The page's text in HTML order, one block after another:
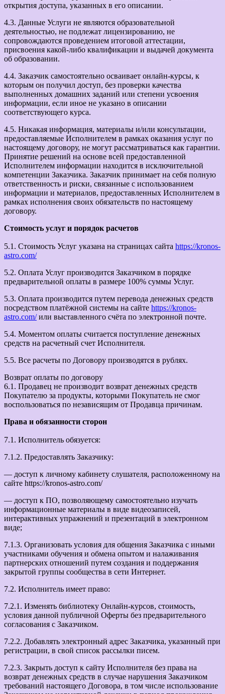
открытия доступа, указанных в его описании.
4.3. Данные Услуги не являются образовательной
деятельностью, не подлежат лицензированию, не
сопровождаются проведением итоговой аттестации,
присвоения какой-либо квалификации и выдачей документа
об образовании.
4.4. Заказчик самостоятельно осваивает онлайн-курсы, к
которым он получил доступ, без проверки качества
выполненных домашних заданий или степени усвоения
информации, если иное не указано в описании
соответствующего курса.
4.5. Никакая информация, материалы и/или консультации,
предоставляемые Исполнителем в рамках оказания услуг по
настоящему договору, не могут рассматриваться как гарантии.
Принятие решений на основе всей предоставленной
Исполнителем информации находится в исключительной
компетенции Заказчика. Заказчик принимает на себя полную
ответственность и риски, связанные с использованием
информации и материалов, предоставленных Исполнителем в
рамках исполнения своих обязательств по настоящему
договору.
Стоимость услуг и порядок расчетов
5.1. Стоимость Услуг указана на страницах сайта https://kronos-
astro.com/
5.2. Оплата Услуг производится Заказчиком в порядке
предварительной оплаты в размере 100% суммы Услуг.
5.3. Оплата производится путем перевода денежных средств
посредством платёжной системы на сайте https://kronos-
astro.com/или выставленного счёта по электронной почте.
5.4. Моментом оплаты считается поступление денежных
средств на расчетный счет Исполнителя.
5.5. Все расчеты по Договору производятся в рублях.
Возврат оплаты по договору
6.1. Продавец не производит возврат денежных средств
Покупателю за продукты, которыми Покупатель не смог
воспользоваться по независящим от Продавца причинам.
Права и обязанности сторон
7.1. Исполнитель обязуется:
7.1.2. Предоставлять Заказчику:
— доступ к личному кабинету слушателя, расположенному на
сайте https://kronos-astro.com/
— доступ к ПО, позволяющему самостоятельно изучать
информационные материалы в виде видеозаписей,
интерактивных упражнений и презентаций в электронном
виде;
7.1.3. Организовать условия для общения Заказчика с иными
участниками обучения и обмена опытом и налаживания
партнерских отношений путем создания и поддержания
закрытой группы сообщества в сети Интернет.
7.2. Исполнитель имеет право:
7.2.1. Изменять библиотеку Онлайн-курсов, стоимость,
условия данной публичной Оферты без предварительного
согласования с Заказчиком.
7.2.2. Добавлять электронный адрес Заказчика, указанный при
регистрации, в свой список рассылки писем.
7.2.3. Закрыть доступ к сайту Исполнителя без права на
возврат денежных средств в случае нарушения Заказчиком
требований настоящего Договора, в том числе использование